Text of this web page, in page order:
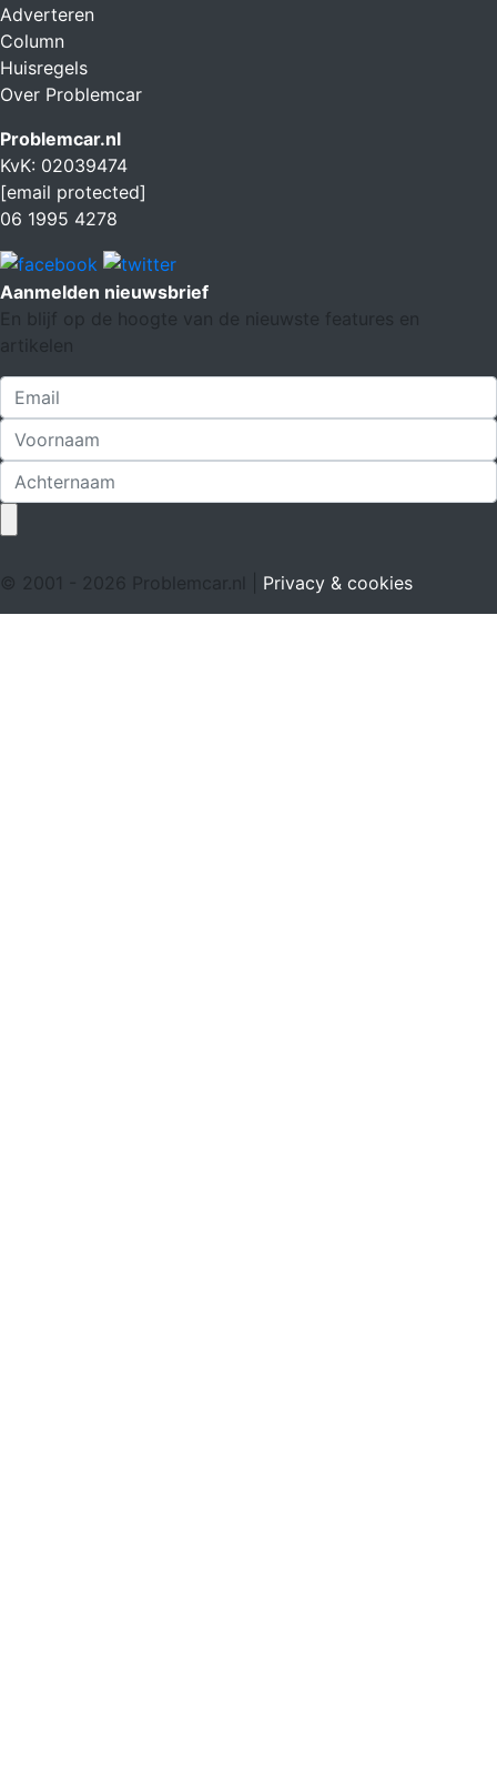
Adverteren
Column
Huisregels
Over Problemcar
Problemcar.nl
KvK: 02039474
[email protected]
06 1995 4278
Aanmelden nieuwsbrief
En blijf op de hoogte van de nieuwste features en
artikelen
© 2001 - 2026 Problemcar.nl | Privacy & cookies